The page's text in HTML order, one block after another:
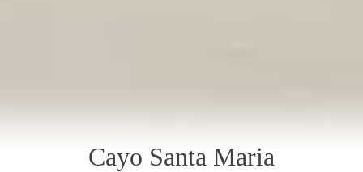
Cayo Santa Maria